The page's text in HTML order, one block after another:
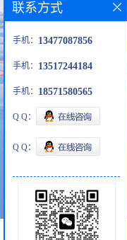
联系方式
手机： 13477087856
手机： 13517244184
手机： 18571580565
Q Q：
Q Q：